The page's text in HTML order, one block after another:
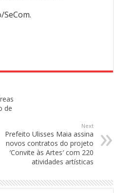
de
Next
Prefeito Ulisses Maia assina
novos contratos do projeto
′Convite às Artes′ com 220
atividades artísticas